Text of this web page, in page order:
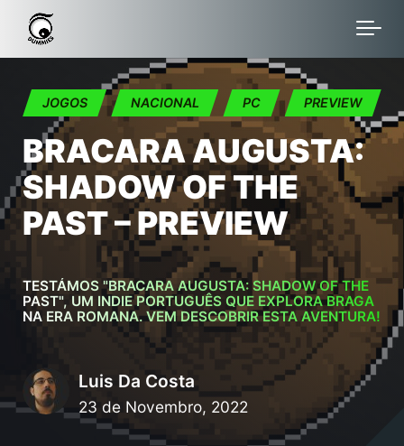
Skip to main content
JOGOS NACIONAL PC PREVIEW
BRACARA AUGUSTA:
SHADOW OF THE
PAST – PREVIEW
TESTÁMOS "BRACARA AUGUSTA: SHADOW OF THE
PAST", UM INDIE PORTUGUÊS QUE EXPLORA BRAGA
NA ERA ROMANA. VEM DESCOBRIR ESTA AVENTURA!
23 de Novembro, 2022
Luis Da Costa